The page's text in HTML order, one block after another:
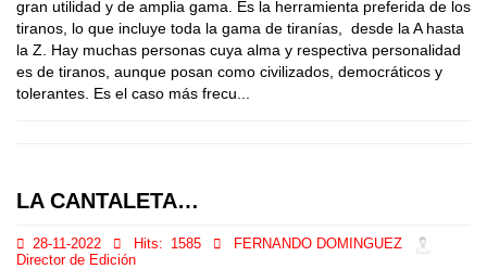
gran utilidad y de amplia gama. Es la herramienta preferida de los
tiranos, lo que incluye toda la gama de tiranías, desde la A hasta
la Z. Hay muchas personas cuya alma y respectiva personalidad
es de tiranos, aunque posan como civilizados, democráticos y
tolerantes. Es el caso más frecu...
LA CANTALETA…
28-11-2022 Hits: 1585
FERNANDO DOMINGUEZ
Director de Edición